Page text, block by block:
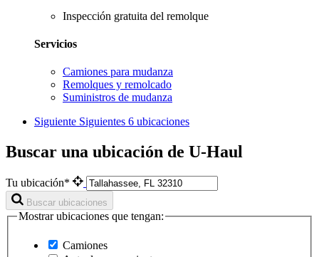
Inspección gratuita del remolque
Servicios
Camiones para mudanza
Remolques y remolcado
Suministros de mudanza
Siguiente Siguientes 6 ubicaciones
Buscar una ubicación de U-Haul
Tu ubicación*
Buscar ubicaciones
Mostrar ubicaciones que tengan:
Camiones